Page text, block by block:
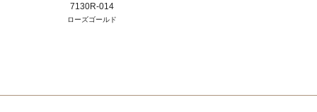
7130R-014
ローズゴールド